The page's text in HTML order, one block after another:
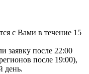
с Вами в течение 15
заявку после 22:00
после 19:00),
день.